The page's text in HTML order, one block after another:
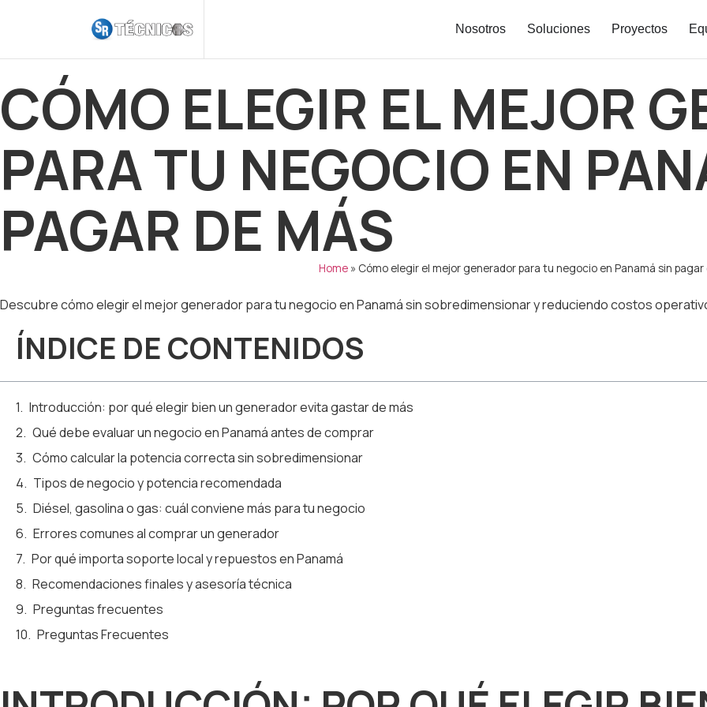
Nosotros Soluciones Proyectos
CÓMO ELEGIR EL MEJOR
PARA TU NEGOCIO EN
PAGAR DE MÁS
Home» Cómo elegir el mejor generador para tu negocio en Panamá sin pagar
Descubre cómo elegir el mejor generador para tu negocio en Panamá sin sobredimensionar y reduciendo costos
ÍNDICE DE CONTENIDOS
Introducción: por qué elegir bien un generador evita gastar de más
Qué debe evaluar un negocio en Panamá antes de comprar
Cómo calcular la potencia correcta sin sobredimensionar
Tipos de negocio y potencia recomendada
Diésel, gasolina o gas: cuál conviene más para tu negocio
Errores comunes al comprar un generador
Por qué importa soporte local y repuestos en Panamá
Recomendaciones finales y asesoría técnica
Preguntas frecuentes
Preguntas Frecuentes